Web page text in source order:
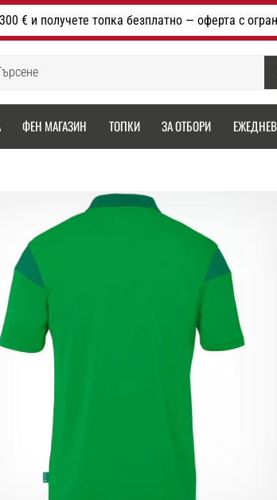
€ и получете топка безплатно — оферта с
ФЕН МАГАЗИН ТОПКИ ЗА ОТБОРИ